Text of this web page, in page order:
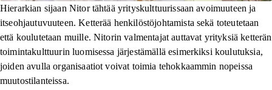
Hierarkian sijaan Nitor tähtää yrityskulttuurissaan avoimuuteen ja
itseohjautuvuuteen. Ketterää henkilöstöjohtamista sekä toteutetaan
että koulutetaan muille. Nitorin valmentajat auttavat yrityksiä ketterän
toimintakulttuurin luomisessa järjestämällä esimerkiksi koulutuksia,
joiden avulla organisaatiot voivat toimia tehokkaammin nopeissa
muutostilanteissa.